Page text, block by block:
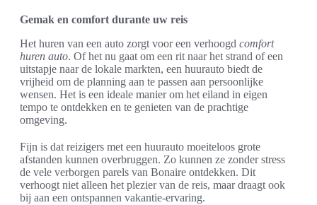
Gemak en comfort durante uw reis
Het huren van een auto zorgt voor een verhoogd comfort
huren auto. Of het nu gaat om een rit naar het strand of een
uitstapje naar de lokale markten, een huurauto biedt de
vrijheid om de planning aan te passen aan persoonlijke
wensen. Het is een ideale manier om het eiland in eigen
tempo te ontdekken en te genieten van de prachtige
omgeving.
Fijn is dat reizigers met een huurauto moeiteloos grote
afstanden kunnen overbruggen. Zo kunnen ze zonder stress
de vele verborgen parels van Bonaire ontdekken. Dit
verhoogt niet alleen het plezier van de reis, maar draagt ook
bij aan een ontspannen vakantie-ervaring.